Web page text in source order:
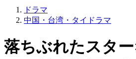
ドラマ
中国・台湾・タイドラマ
落ちぶれたスタ